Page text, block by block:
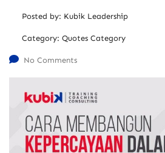
Posted by: Kubik Leadership
Category: Quotes Category
No Comments